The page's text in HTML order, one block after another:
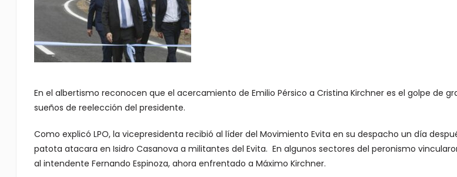
En el albertismo reconocen que el acercamiento de Emilio Pérsico a Cristina Kirchner es el golpe de
sueños de reelección del presidente.
Como explicó LPO, la vicepresidenta recibió al líder del Movimiento Evita en su despacho un día
patota atacara en Isidro Casanova a militantes del Evita. En algunos sectores del peronismo
al intendente Fernando Espinoza, ahora enfrentado a Máximo Kirchner.